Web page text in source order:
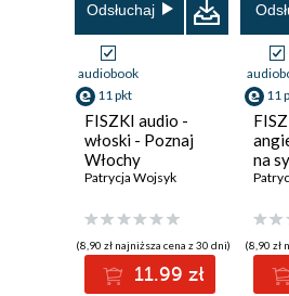
Odsłuchaj
audiobook
11 pkt
FISZKI audio -
włoski - Poznaj
Włochy
Patrycja Wojsyk
(8,90 zł najniższa cena z 30 dni)
11.99 zł
11
na
A2)
(8,90 zł